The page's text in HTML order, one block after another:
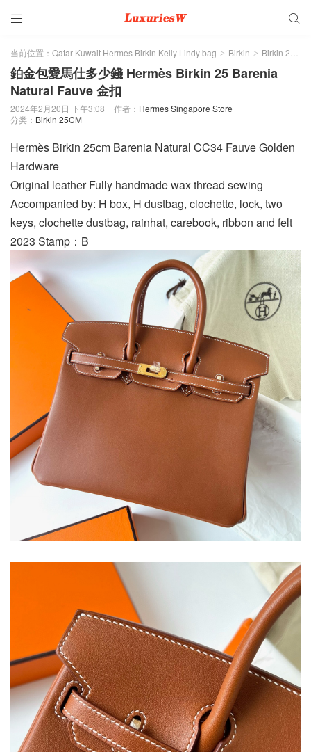
 
当前位置： Qatar Kuwait Hermes Birkin Kelly Lindy bag > Birkin > Birkin 25CM
鉑金包愛馬仕多少錢 Hermès Birkin 25 Barenia
Natural Fauve 金扣
2024年2月20日 下午3:08 作者： Hermes Singapore Store
分类： Birkin 25CM
Hermès Birkin 25cm Barenia Natural CC34 Fauve Golden
Hardware
Original leather Fully handmade wax thread sewing
Accompanied by: H box, H dustbag, clochette, lock, two
keys, clochette dustbag, rainhat, carebook, ribbon and felt
2023 Stamp：B